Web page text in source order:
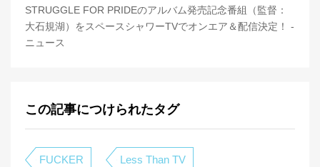
STRUGGLE FOR PRIDEのアルバム発売記念番組（監督：
大石規湖）をスペースシャワーTVでオンエア＆配信決定！ -
ニュース
この記事につけられたタグ
FUCKER Less Than TV